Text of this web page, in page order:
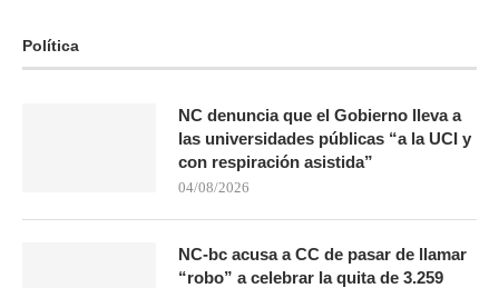
Política
NC denuncia que el Gobierno lleva a
las universidades públicas “a la UCI y
con respiración asistida”
04/08/2026
NC-bc acusa a CC de pasar de llamar
“robo” a celebrar la quita de 3.259